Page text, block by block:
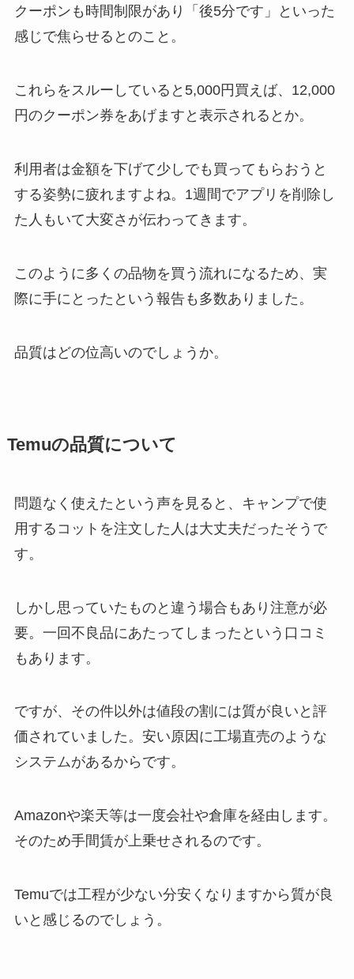
クーポンも時間制限があり
「後5分です」といった
感じで焦らせるとのこと。
これらをスルーしていると5,000円買えば、 12,000
円のクーポン券をあげますと表示されるとか。
利用者は金額を下げて少しでも買ってもらおうと
する姿勢に疲れますよね。 1週間でアプリを削除し
た人もいて大変さが伝わってきます。
このように多くの品物を買う流れになるため、 実
際に手にとったという報告も多数ありました。
品質はどの位高いのでしょうか。
Temuの品質について
問題なく使えたという声を見ると、 キャンプで使
用するコットを注文した人は大丈夫だったそうで
す。
しかし思っていたものと違う場合もあり注意が必
要。 一回不良品にあたってしまったという口コミ
もあります。
ですが、その件以外は値段の割には質が良いと評
価されていました。 安い原因に工場直売のような
システムがあるからです。
Amazonや楽天等は一度会社や倉庫を経由します。
そのため手間賃が上乗せされるのです。
Temuでは工程が少ない分安くなりますから質が良
いと感じるのでしょう。